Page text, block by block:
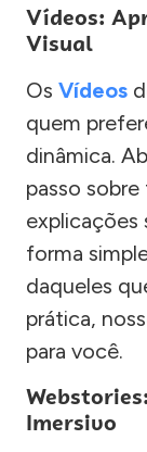
Vídeos:
Visual
Os Vídeos
quem
dinâmica.
passo
forma
daqueles
prática,
para você.
Imersivo